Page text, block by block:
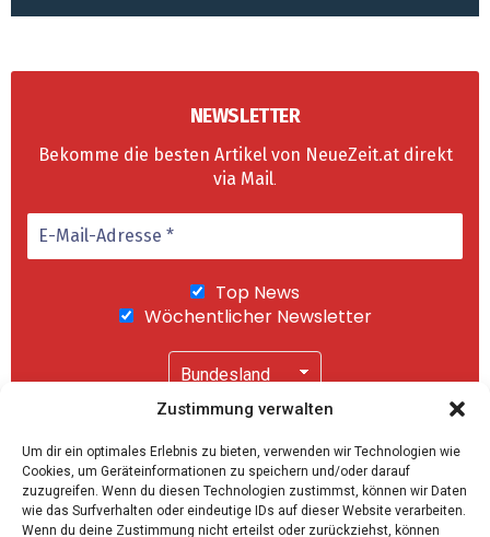
Zustimmung verwalten
Um dir ein optimales Erlebnis zu bieten, verwenden wir Technologien wie
Cookies, um Geräteinformationen zu speichern und/oder darauf
zuzugreifen. Wenn du diesen Technologien zustimmst, können wir Daten
wie das Surfverhalten oder eindeutige IDs auf dieser Website verarbeiten.
Wenn du deine Zustimmung nicht erteilst oder zurückziehst, können
NEWSLETTER
Bekomme die besten Artikel von NeueZeit.at direkt
via Mail.
Top News
Wöchentlicher Newsletter
"Abonnieren" akzeptierst Du unsere
Datenschutzerklärung.